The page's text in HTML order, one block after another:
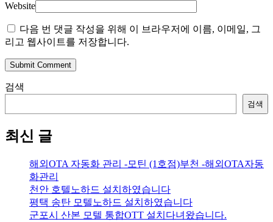
Website
다음 번 댓글 작성을 위해 이 브라우저에 이름, 이메일, 그
리고 웹사이트를 저장합니다.
Submit Comment
검색
검색
최신 글
해외OTA 자동화 관리 -모틴 (1호점)부천 -해외OTA자동
화관리
천안 호텔노하드 설치하였습니다
평택 송탄 모텔노하드 설치하였습니다
군포시 산본 모텔 통합OTT 설치다녀왔습니다.